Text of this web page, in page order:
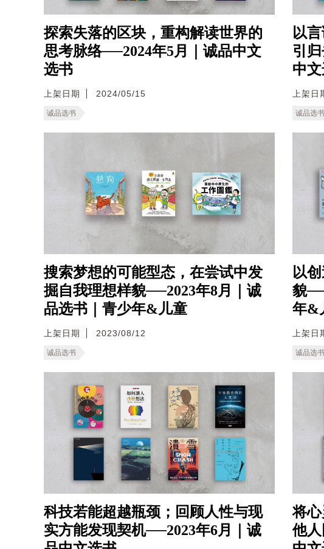
探索失落的区块，重构解读世界的
思考脉络──2024年5月｜诚品中文
选书
上架日期 2024/05/15
诚品选书
以
引
中
上架日
诚品选书
搜索梦想的可能型态，在尝试中发
掘自我理想样貌──2023年8月｜诚
品选书｜青少年&儿童
上架日期 2023/08/12
诚品选书
以
貌
年&
上架日
诚品选书
科技若能超越瓶颈；回顾人性与现
实方能发现契机──2023年6月｜诚
将
他